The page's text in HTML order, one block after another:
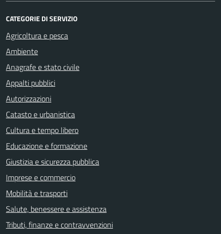
CATEGORIE DI SERVIZIO
Agricoltura e pesca
Ambiente
Anagrafe e stato civile
Appalti pubblici
Autorizzazioni
Catasto e urbanistica
Cultura e tempo libero
Educazione e formazione
Giustizia e sicurezza pubblica
Imprese e commercio
Mobilità e trasporti
Salute, benessere e assistenza
Tributi, finanze e contravvenzioni